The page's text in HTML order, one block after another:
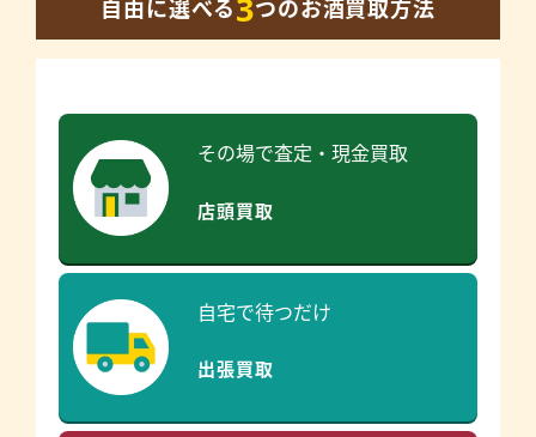
自由に選べる3つのお酒買取方法
その場で査定・現金買取
店頭買取
自宅で待つだけ
出張買取